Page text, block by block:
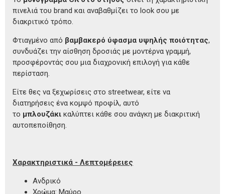
πινελιά του brand και αναβαθμίζει το look σου με
διακριτικό τρόπο.
Φτιαγμένο από βαμβακερό ύφασμα υψηλής ποιότητας,
συνδυάζει την αίσθηση δροσιάς με μοντέρνα γραμμή,
προσφέροντάς σου μια διαχρονική επιλογή για κάθε
περίσταση.
Είτε θες να ξεχωρίσεις στο streetwear, είτε να
διατηρήσεις ένα κομψό προφίλ, αυτό
το μπλουζάκι καλύπτει κάθε σου ανάγκη με διακριτική
αυτοπεποίθηση.
Χαρακτηριστικά - Λεπτομέρειες
Ανδρικό
Χρώμα: Μαύρο